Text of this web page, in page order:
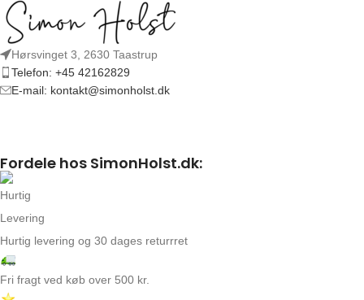
Hørsvinget 3, 2630 Taastrup
Telefon: +45 42162829
E-mail: kontakt@simonholst.dk
Fordele hos SimonHolst.dk:
Hurtig levering og 30 dages returrret
Fri fragt ved køb over 500 kr.